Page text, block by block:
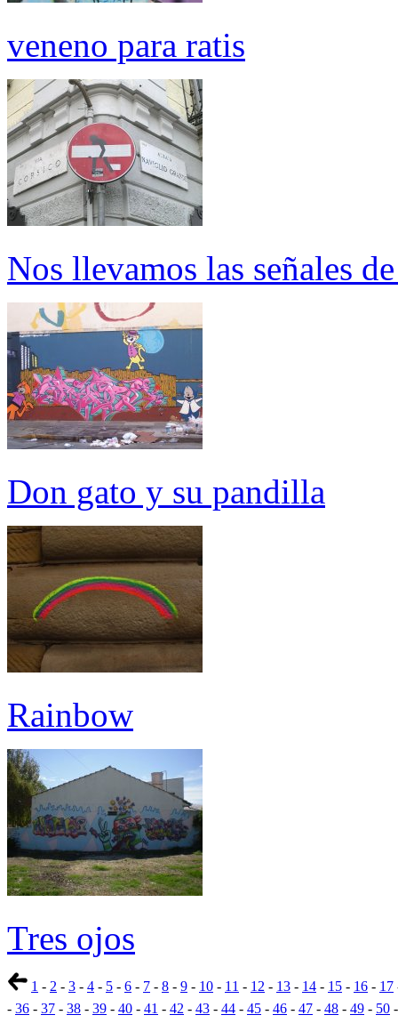
veneno para ratis
Nos llevamos las señales
Don gato y su pandilla
Rainbow
Tres ojos
1 - 2 - 3 - 4 - 5 - 6 - 7 - 8 - 9 - 10 - 11 - 12 - 13 - 14 - 15 - 16 - 17
- 36 - 37 - 38 - 39 - 40 - 41 - 42 - 43 - 44 - 45 - 46 - 47 - 48 - 49 - 50